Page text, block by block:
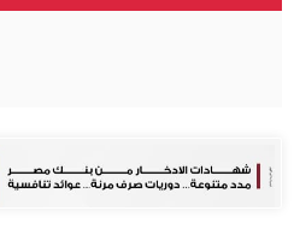
استدعاء محمد صلاح للمثول